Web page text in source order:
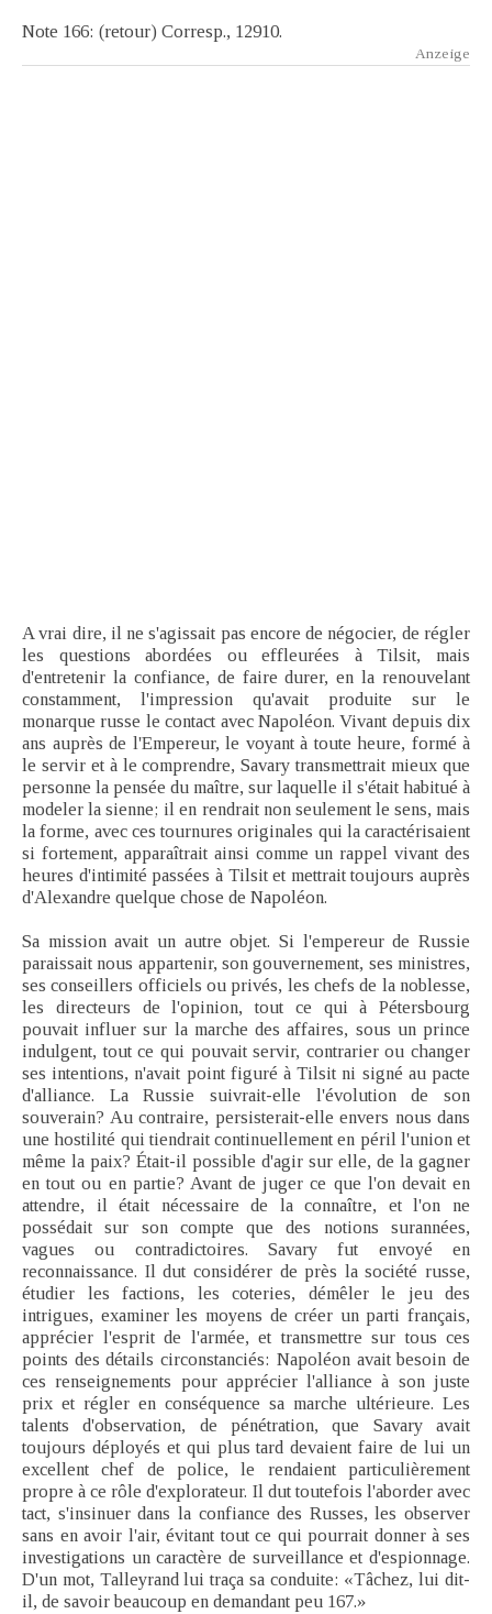
Note 166: (retour) Corresp., 12910.
A vrai dire, il ne s'agissait pas encore de négocier, de régler
les questions abordées ou effleurées à Tilsit, mais
d'entretenir la confiance, de faire durer, en la renouvelant
constamment, l'impression qu'avait produite sur le
monarque russe le contact avec Napoléon. Vivant depuis dix
ans auprès de l'Empereur, le voyant à toute heure, formé à
le servir et à le comprendre, Savary transmettrait mieux que
personne la pensée du maître, sur laquelle il s'était habitué à
modeler la sienne; il en rendrait non seulement le sens, mais
la forme, avec ces tournures originales qui la caractérisaient
si fortement, apparaîtrait ainsi comme un rappel vivant des
heures d'intimité passées à Tilsit et mettrait toujours auprès
d'Alexandre quelque chose de Napoléon.
Sa mission avait un autre objet. Si l'empereur de Russie
paraissait nous appartenir, son gouvernement, ses ministres,
ses conseillers officiels ou privés, les chefs de la noblesse,
les directeurs de l'opinion, tout ce qui à Pétersbourg
pouvait influer sur la marche des affaires, sous un prince
indulgent, tout ce qui pouvait servir, contrarier ou changer
ses intentions, n'avait point figuré à Tilsit ni signé au pacte
d'alliance. La Russie suivrait-elle l'évolution de son
souverain? Au contraire, persisterait-elle envers nous dans
une hostilité qui tiendrait continuellement en péril l'union et
même la paix? Était-il possible d'agir sur elle, de la gagner
en tout ou en partie? Avant de juger ce que l'on devait en
attendre, il était nécessaire de la connaître, et l'on ne
possédait sur son compte que des notions surannées,
vagues ou contradictoires. Savary fut envoyé en
reconnaissance. Il dut considérer de près la société russe,
étudier les factions, les coteries, démêler le jeu des
intrigues, examiner les moyens de créer un parti français,
apprécier l'esprit de l'armée, et transmettre sur tous ces
points des détails circonstanciés: Napoléon avait besoin de
ces renseignements pour apprécier l'alliance à son juste
prix et régler en conséquence sa marche ultérieure. Les
talents d'observation, de pénétration, que Savary avait
toujours déployés et qui plus tard devaient faire de lui un
excellent chef de police, le rendaient particulièrement
propre à ce rôle d'explorateur. Il dut toutefois l'aborder avec
tact, s'insinuer dans la confiance des Russes, les observer
sans en avoir l'air, évitant tout ce qui pourrait donner à ses
investigations un caractère de surveillance et d'espionnage.
D'un mot, Talleyrand lui traça sa conduite: «Tâchez, lui dit-
il, de savoir beaucoup en demandant peu 167.»